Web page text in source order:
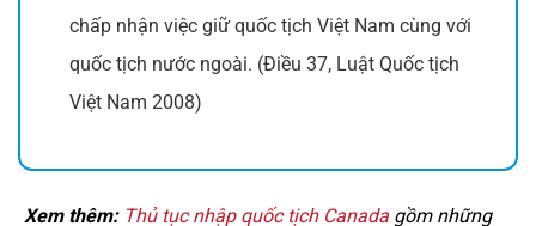
chấp nhận việc giữ quốc tịch Việt Nam cùng với
quốc tịch nước ngoài. (Điều 37, Luật Quốc tịch
Việt Nam 2008)
Xem thêm: Thủ tục nhập quốc tịch Canada gồm những